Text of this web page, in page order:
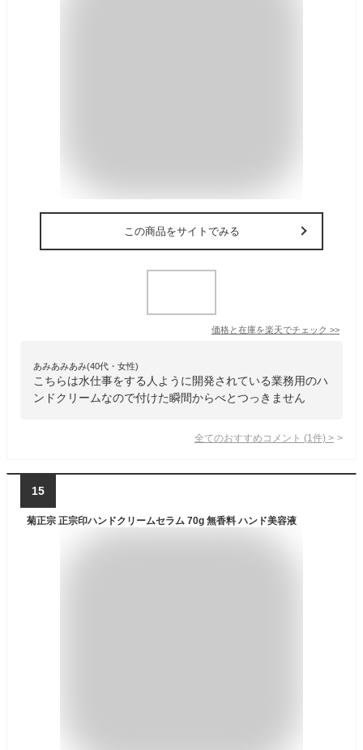
この商品をサイトでみる
価格と在庫を楽天でチェック >>
あみあみあみ(40代・女性)
こちらは水仕事をする人ように開発されている業務用のハ
ンドクリームなので付けた瞬間からべとつっきません
全てのおすすめコメント (1 件) >
15
菊正宗 正宗印ハンドクリームセラム 70g 無香料 ハンド美容液